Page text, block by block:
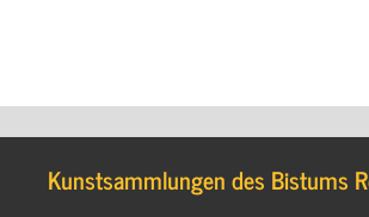
Kunstsammlungen des Bistums